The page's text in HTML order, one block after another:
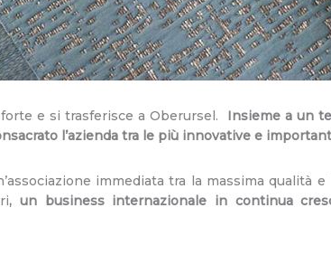
e si trasferisce a Oberursel. Insieme a un
l’azienda tra le più innovative e
immediata tra la massima qualità e
, un business internazionale in continua